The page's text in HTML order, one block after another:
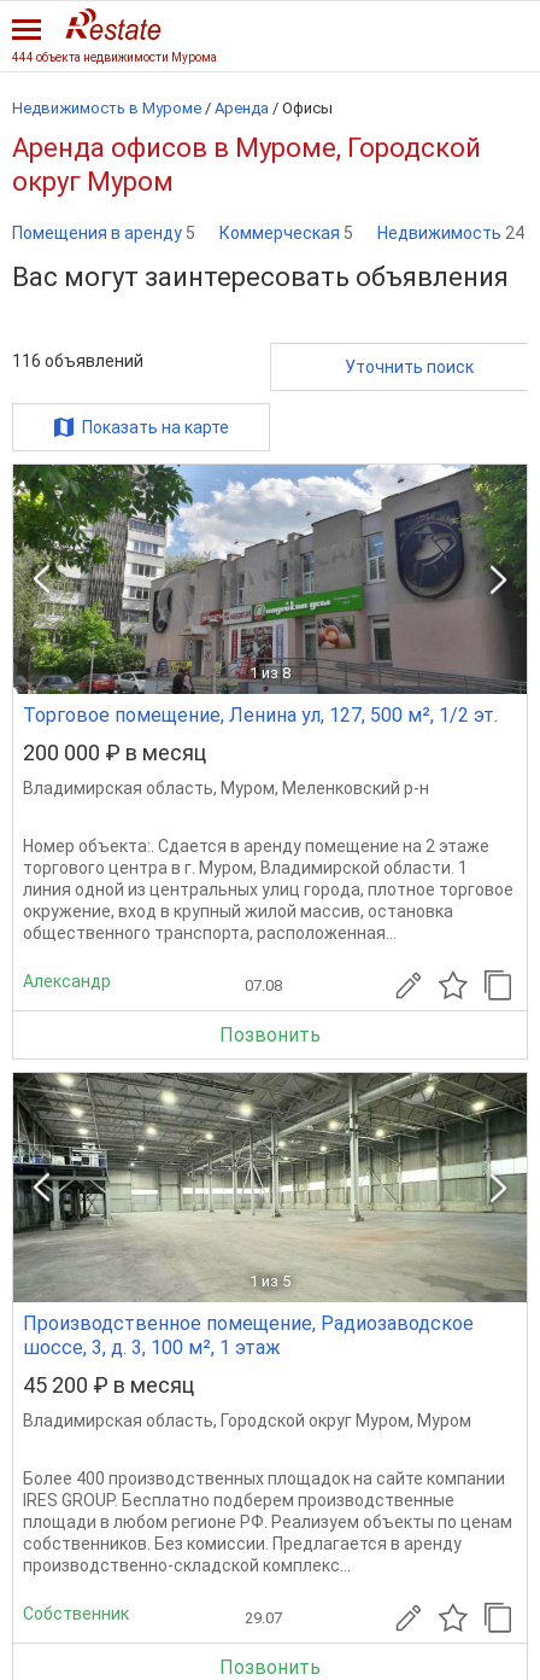
444 объекта недвижимости Мурома
Недвижимость в Муроме / Аренда / Офисы
Аренда офисов в Муроме, Городской
округ Муром
Помещения в аренду 5 Коммерческая 5 Недвижимость 24
Вас могут заинтересовать объявления
116 объявлений Уточнить поиск
Показать на карте
1 из 8
Торговое помещение, Ленина ул, 127, 500 м², 1/2 эт.
200 000 ₽ в месяц
Владимирская область, Муром, Меленковский р-н
Номер объекта:. Сдается в аренду помещение на 2 этаже
торгового центра в г. Муром, Владимирской области. 1
линия одной из центральных улиц города, плотное торговое
окружение, вход в крупный жилой массив, остановка
общественного транспорта, расположенная...
Александр 07.08
Позвонить
1 из 5
Производственное помещение, Радиозаводское
шоссе, 3, д. 3, 100 м², 1 этаж
45 200 ₽ в месяц
Владимирская область, Городской округ Муром, Муром
Более 400 производственных площадок на сайте компании
IRES GROUP. Бесплатно подберем производственные
площади в любом регионе РФ. Реализуем объекты по ценам
собственников. Без комиссии. Предлагается в аренду
производственно-складской комплекс...
Собственник 29.07
Позвонить